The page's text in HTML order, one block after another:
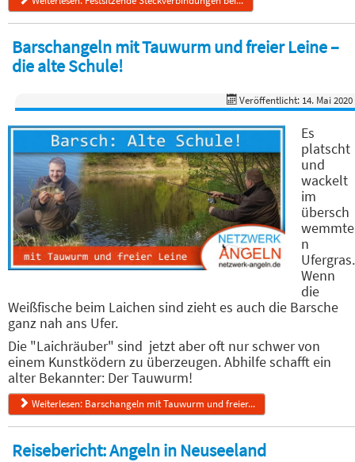
Barschangeln mit Tauwurm und freier Leine –
die alte Schule!
Veröffentlicht: 14. Mai 2020
Es
platscht
und
wackelt
im
übersch
wemmte
n
Ufergras.
Wenn
die
Weißfische beim Laichen sind zieht es auch die Barsche
ganz nah ans Ufer.
Die "Laichräuber" sind jetzt aber oft nur schwer von
einem Kunstködern zu überzeugen. Abhilfe schafft ein
alter Bekannter: Der Tauwurm!
Weiterlesen: Barschangeln mit Tauwurm und freier...
Reisebericht: Angeln in Neuseeland